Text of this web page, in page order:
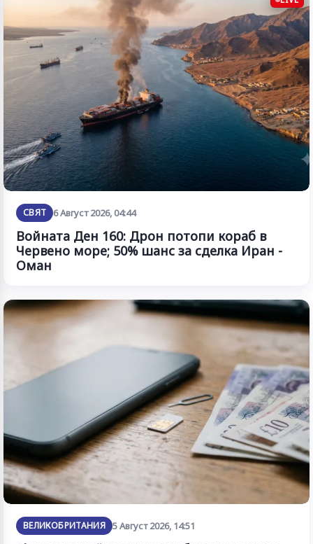
СВЯТ 6 Август 2026, 04:44
Войната Ден 160: Дрон потопи кораб в
Червено море; 50% шанс за сделка Иран -
Оман
ВЕЛИКОБРИТАНИЯ 5 Август 2026, 14:51